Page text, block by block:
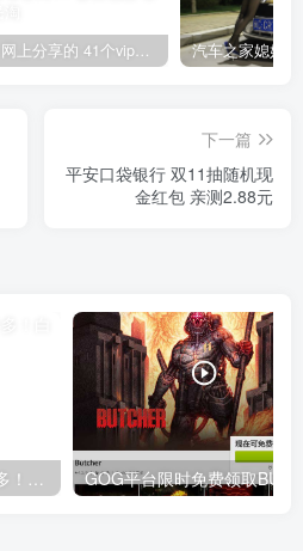
网上分享的 41个vip解析接口 有需要的拿去~ 免费看全网VIP会员视频
下一篇
平安口袋银行 双11抽随机现
金红包 亲测2.88元
优惠寄快递最高便宜一半多！白鸽惠递